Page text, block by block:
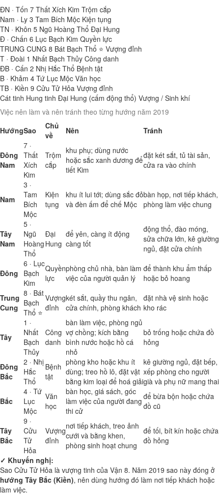
ĐN · Tốn 7 Thất Xích Kim Trộm cắp
Nam · Ly 3 Tam Bích Mộc Kiện tụng
TN · Khôn 5 Ngũ Hoàng Thổ Đại Hung
Đ · Chấn 6 Lục Bạch Kim Quyền lực
TRUNG CUNG 8 Bát Bạch Thổ ⭐ Vượng đỉnh
T · Đoài 1 Nhất Bạch Thủy Công danh
ĐB · Cấn 2 Nhị Hắc Thổ Bệnh tật
B · Khảm 4 Tứ Lục Mộc Văn học
TB · Kiền 9 Cửu Tử Hỏa Vượng đỉnh
Cát tinh Hung tinh Đại Hung (cấm động thổ) Vượng / Sinh khí
Việc nên làm và nên tránh theo từng hướng năm 2019
HướngSao
Chủ
về
Nên Tránh
Đông
Nam
7 ·
Thất
Xích
Kim
Trộm
cắp
khu phụ; dùng nước
hoặc sắc xanh dương để
tiết Kim
đặt két sắt, tủ tài sản,
cửa ra vào chính
Nam
3 ·
Tam
Bích
Mộc
Kiện
tụng
khu ít lui tới; dùng sắc đỏ
và đèn ấm để chế Mộc
bàn họp, nơi tiếp khách,
phòng làm việc chung
Tây
Nam
5 ·
Ngũ
Hoàng
Thổ
Đại
Hung
để yên, càng ít động
càng tốt
động thổ, đào móng,
sửa chữa lớn, kê giường
ngủ, đặt cửa chính
Đông
6 · Lục
Bạch
Kim
Quyền
lực
phòng chủ nhà, bàn làm
việc của người quản lý
để thành khu ẩm thấp
hoặc bỏ hoang
Trung
Cung
8 · Bát
Bạch
Thổ ⭐
Vượng
đỉnh
két sắt, quầy thu ngân,
cửa chính, phòng khách
đặt nhà vệ sinh hoặc
kho rác
Tây
1 ·
Nhất
Bạch
Thủy
Công
danh
bàn làm việc, phòng ngủ
vợ chồng; kích bằng
bình nước hoặc hồ cá
nhỏ
bỏ trống hoặc chứa đồ
hỏng
Đông
Bắc
2 · Nhị
Hắc
Thổ
Bệnh
tật
phòng kho hoặc khu ít
dùng; treo hồ lô, đặt vật
bằng kim loại để hoá giải
kê giường ngủ, đặt bếp,
xếp phòng cho người
già và phụ nữ mang thai
Bắc
4 · Tứ
Lục
Mộc
Văn
học
bàn học, giá sách, góc
làm việc của người đang
thi cử
để bừa bộn hoặc chứa
đồ cũ
Tây
Bắc
9 ·
Cửu
Tử
Hỏa
Vượng
đỉnh
nơi tiếp khách, treo ảnh
cưới và bằng khen,
phòng sinh hoạt chung
để tối, bít kín hoặc chứa
đồ hỏng
✓ Khuyến nghị:
Sao Cửu Tử Hỏa là vượng tinh của Vận 8. Năm 2019 sao này đóng ở
hướng Tây Bắc (Kiền), nên dùng hướng đó làm nơi tiếp khách hoặc
làm việc.